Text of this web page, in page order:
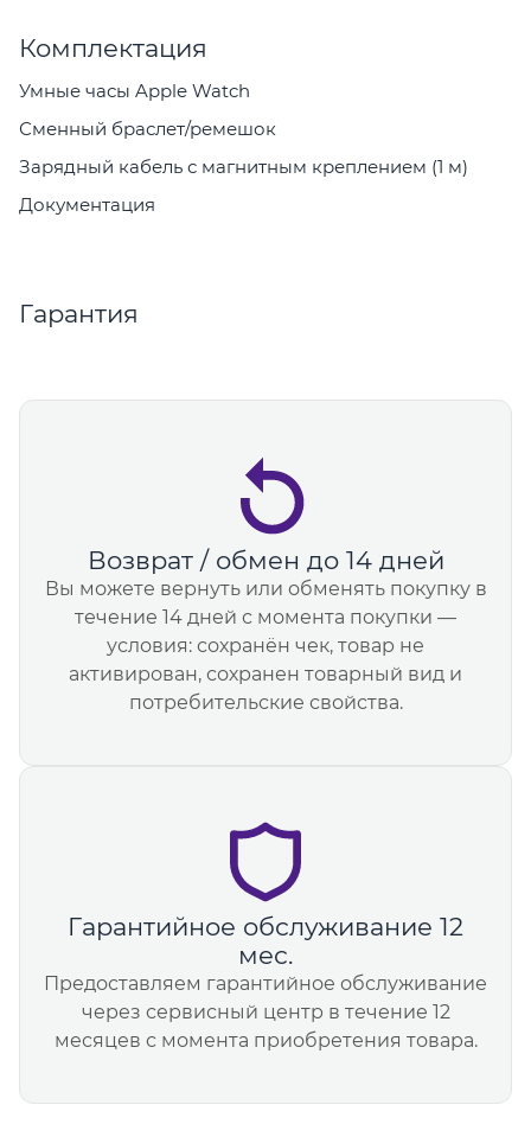
Комплектация
Умные часы Apple Watch
Сменный браслет/ремешок
Зарядный кабель с магнитным креплением (1 м)
Документация
Гарантия
Возврат / обмен до 14 дней
Вы можете вернуть или обменять покупку в
течение 14 дней с момента покупки —
условия: сохранён чек, товар не
активирован, сохранен товарный вид и
потребительские свойства.
Гарантийное обслуживание 12
мес.
Предоставляем гарантийное обслуживание
через сервисный центр в течение 12
месяцев с момента приобретения товара.